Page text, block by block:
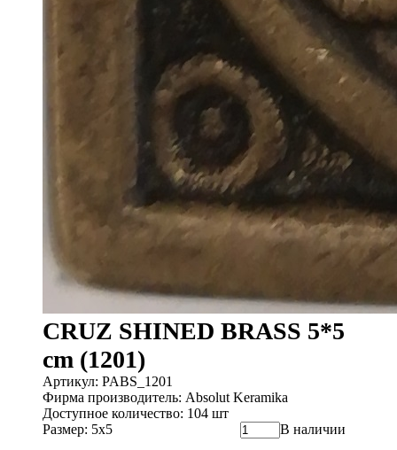
CRUZ SHINED BRASS 5*5
cm (1201)
Артикул: PABS_1201
Фирма производитель: Absolut Keramika
Доступное количество: 104 шт
Размер: 5x5
В наличии